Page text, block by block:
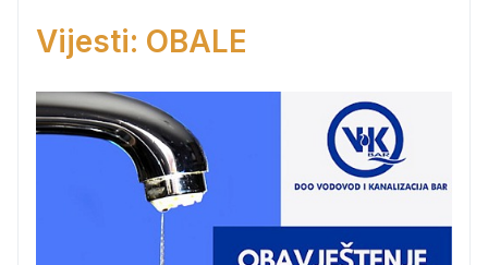
Vijesti: OBALE